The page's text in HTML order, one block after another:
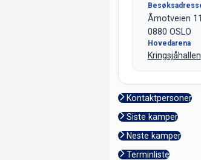
Åmotveien 11
0880 OSLO
Hovedarena
Kringsjåhallen
Kontaktpersoner
Siste kamper
Neste kamper
Terminliste